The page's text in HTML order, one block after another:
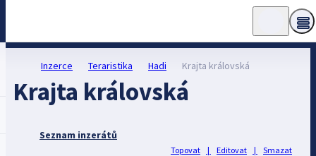
Inzerce Teraristika Hadi Krajta královská
Krajta královská
Seznam inzerátů
Topovat | Editovat | Smazat